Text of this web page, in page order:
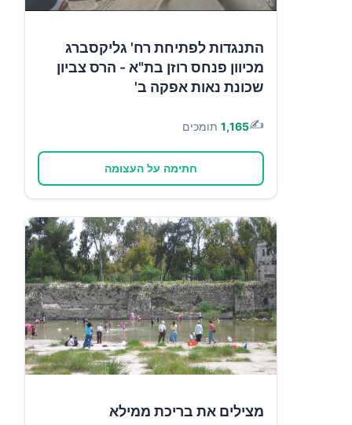
התנגדות לפתיחת רח' גליקסברג
מכיוון פנחס רוזן בת"א - הרס צביון
שכונת נאות אפקה ב'
✍️
1,165 תומכים
חתימה על העצומה
מצילים את בריכת ממילא